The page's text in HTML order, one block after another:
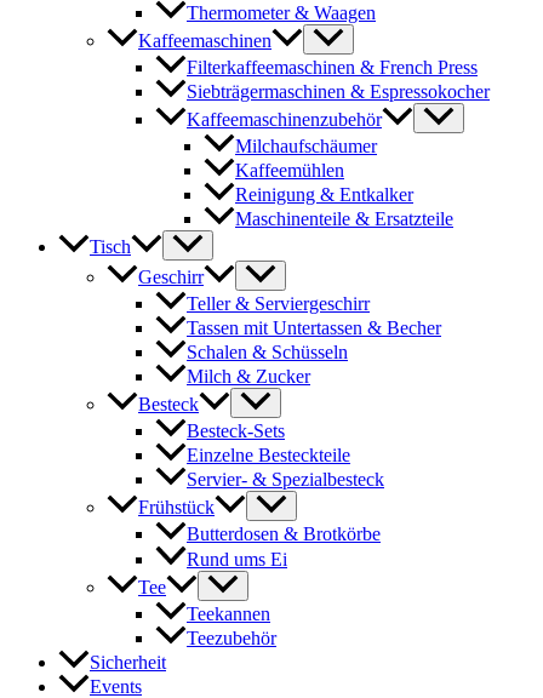
Thermometer & Waagen
Kaffeemaschinen
Filterkaffeemaschinen & French Press
Siebträgermaschinen & Espressokocher
Kaffeemaschinenzubehör
Milchaufschäumer
Kaffeemühlen
Reinigung & Entkalker
Maschinenteile & Ersatzteile
Tisch
Geschirr
Teller & Serviergeschirr
Tassen mit Untertassen & Becher
Schalen & Schüsseln
Milch & Zucker
Besteck
Besteck-Sets
Einzelne Besteckteile
Servier- & Spezialbesteck
Frühstück
Butterdosen & Brotkörbe
Rund ums Ei
Tee
Teekannen
Teezubehör
Sicherheit
Events